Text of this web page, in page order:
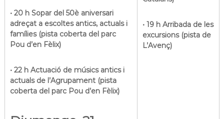
• 20 h Sopar del 50è aniversari
adreçat a escoltes antics, actuals i
famílies (pista coberta del parc
Pou d’en Fèlix)
• 22 h Actuació de músics antics i
actuals de l’Agrupament (pista
coberta del parc Pou d’en Fèlix)
• 19 h Arribada de les
excursions (pista de
L’Avenç)